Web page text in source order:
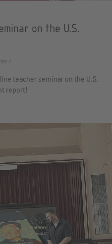
on the U.S.
teacher seminar on the U.S.
report!